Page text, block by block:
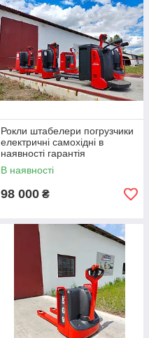
Рокли штабелери погрузчики
електричні самохідні в
наявності гарантія
В наявності
98 000 ₴